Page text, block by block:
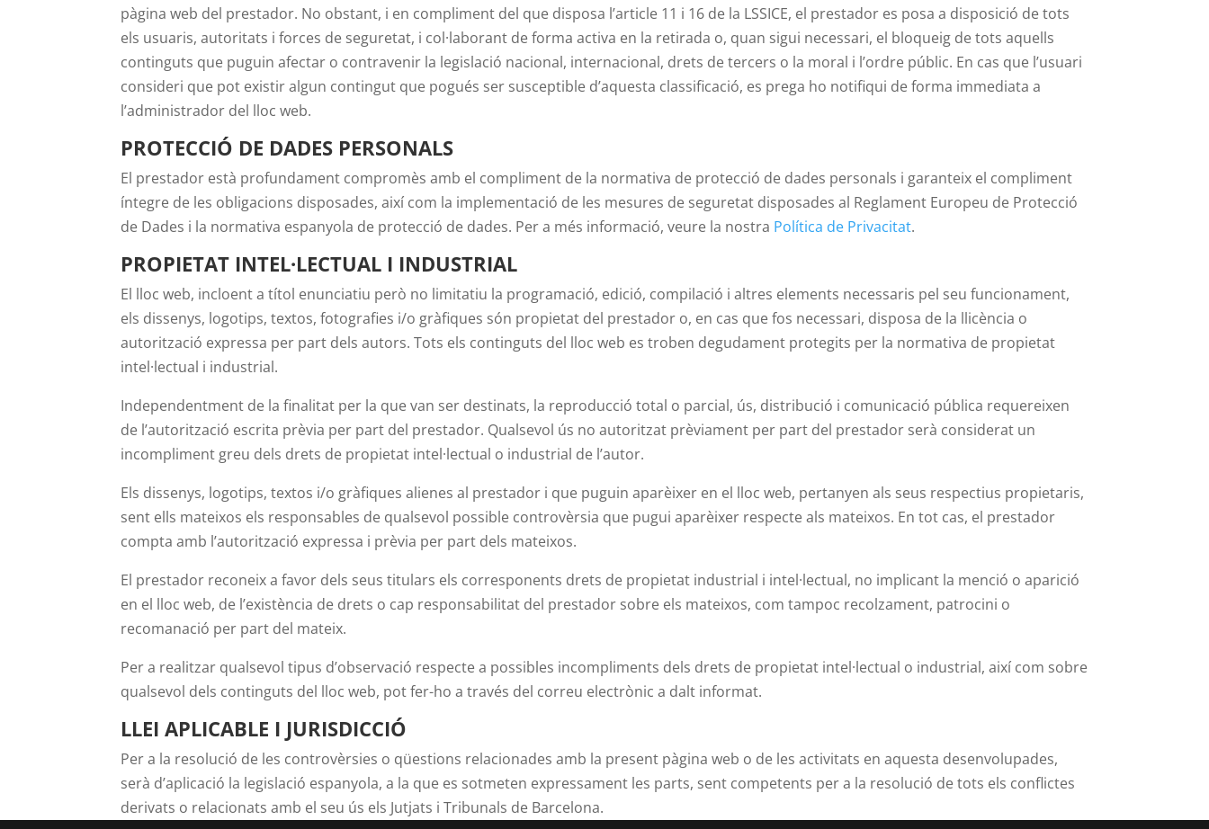
pàgina web del prestador. No obstant, i en compliment del que disposa l’article 11 i 16 de la LSSICE, el prestador es posa a disposició de tots
els usuaris, autoritats i forces de seguretat, i col·laborant de forma activa en la retirada o, quan sigui necessari, el bloqueig de tots aquells
continguts que puguin afectar o contravenir la legislació nacional, internacional, drets de tercers o la moral i l’ordre públic. En cas que l’usuari
consideri que pot existir algun contingut que pogués ser susceptible d’aquesta classificació, es prega ho notifiqui de forma immediata a
l’administrador del lloc web.
PROTECCIÓ DE DADES PERSONALS
El prestador està profundament compromès amb el compliment de la normativa de protecció de dades personals i garanteix el compliment
íntegre de les obligacions disposades, així com la implementació de les mesures de seguretat disposades al Reglament Europeu de Protecció
de Dades i la normativa espanyola de protecció de dades. Per a més informació, veure la nostra Política de Privacitat.
PROPIETAT INTEL·LECTUAL I INDUSTRIAL
El lloc web, incloent a títol enunciatiu però no limitatiu la programació, edició, compilació i altres elements necessaris pel seu funcionament,
els dissenys, logotips, textos, fotografies i/o gràfiques són propietat del prestador o, en cas que fos necessari, disposa de la llicència o
autorització expressa per part dels autors. Tots els continguts del lloc web es troben degudament protegits per la normativa de propietat
intel·lectual i industrial.
Independentment de la finalitat per la que van ser destinats, la reproducció total o parcial, ús, distribució i comunicació pública requereixen
de l’autorització escrita prèvia per part del prestador. Qualsevol ús no autoritzat prèviament per part del prestador serà considerat un
incompliment greu dels drets de propietat intel·lectual o industrial de l’autor.
Els dissenys, logotips, textos i/o gràfiques alienes al prestador i que puguin aparèixer en el lloc web, pertanyen als seus respectius propietaris,
sent ells mateixos els responsables de qualsevol possible controvèrsia que pugui aparèixer respecte als mateixos. En tot cas, el prestador
compta amb l’autorització expressa i prèvia per part dels mateixos.
El prestador reconeix a favor dels seus titulars els corresponents drets de propietat industrial i intel·lectual, no implicant la menció o aparició
en el lloc web, de l’existència de drets o cap responsabilitat del prestador sobre els mateixos, com tampoc recolzament, patrocini o
recomanació per part del mateix.
Per a realitzar qualsevol tipus d’observació respecte a possibles incompliments dels drets de propietat intel·lectual o industrial, així com sobre
qualsevol dels continguts del lloc web, pot fer-ho a través del correu electrònic a dalt informat.
LLEI APLICABLE I JURISDICCIÓ
Per a la resolució de les controvèrsies o qüestions relacionades amb la present pàgina web o de les activitats en aquesta desenvolupades,
serà d’aplicació la legislació espanyola, a la que es sotmeten expressament les parts, sent competents per a la resolució de tots els conflictes
derivats o relacionats amb el seu ús els Jutjats i Tribunals de Barcelona.